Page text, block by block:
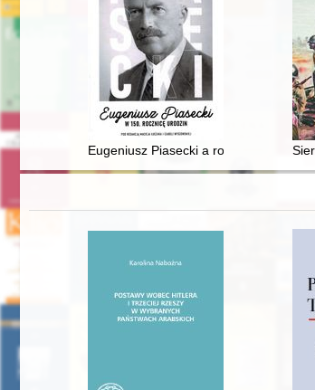
Eugeniusz Piasecki a rozwój "sportów